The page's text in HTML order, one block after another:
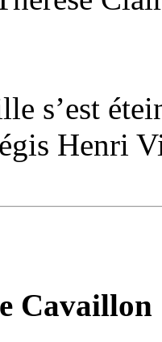
s’est
Henri
Cavaillon